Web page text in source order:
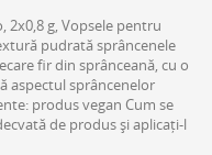
2x0,8 g, Vopsele pentru
pudrată sprâncenele
fir din sprânceană, cu o
aspectul sprâncenelor
produs vegan Cum se
de produs și aplicați-l